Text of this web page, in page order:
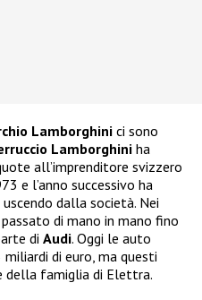
Lamborghini ci sono
Lamborghiniha
all’imprenditore svizzero
e l’anno successivo ha
dalla società. Nei
di mano in mano fino
di Audi. Oggi le auto
di euro, ma questi
della famiglia di Elettra.